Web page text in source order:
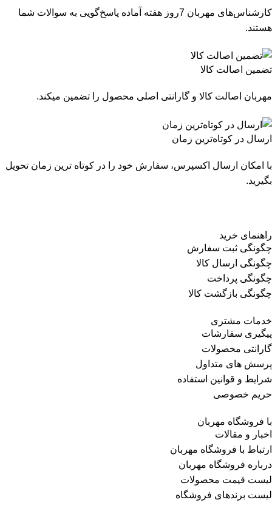
کارشناس‌های مهربان 7روز هفته آماده پاسخ‌گویی به سوالات شما
هستند.
تضمین اصالت کالا
مهربان اصالت کالا و گارانتی اصلی محصول را تضمین میکند.
ارسال در کوتاه‌ترین زمان
با امکان ارسال اکسپرس، سفارش خود را در کوتاه ترین زمان تحویل
بگیرید.
راهنمای خرید
چگونگی ثبت سفارش
چگونگی ارسال کالا
چگونگی پرداخت
چگونگی بازگشت کالا
خدمات مشتری
پیگیری سفارشات
گارانتی محصولات
پرسش های متداول
شرایط و قوانین استفاده
حریم خصوصی
با فروشگاه مهربان
اخبار و مقالات
ارتباط با فروشگاه مهربان
درباره فروشگاه مهربان
لیست قیمت محصولات
لیست برندهای فروشگاه